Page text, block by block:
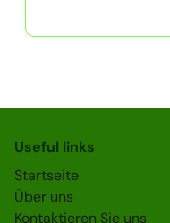
Useful links
Startseite
Über uns
Kontaktieren Sie uns